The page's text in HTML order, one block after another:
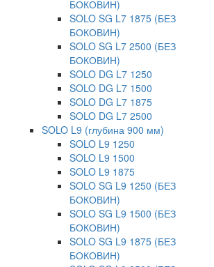
БОКОВИН)
SOLO SG L7 1875 (БЕЗ
БОКОВИН)
SOLO SG L7 2500 (БЕЗ
БОКОВИН)
SOLO DG L7 1250
SOLO DG L7 1500
SOLO DG L7 1875
SOLO DG L7 2500
SOLO L9 (глубина 900 мм)
SOLO L9 1250
SOLO L9 1500
SOLO L9 1875
SOLO SG L9 1250 (БЕЗ
БОКОВИН)
SOLO SG L9 1500 (БЕЗ
БОКОВИН)
SOLO SG L9 1875 (БЕЗ
БОКОВИН)